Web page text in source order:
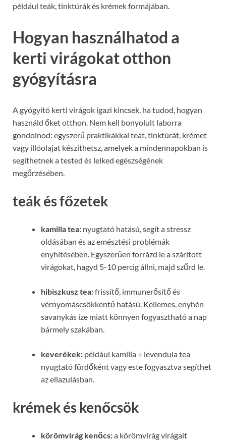
például teák, tinktúrák és krémek formájában.
Hogyan használhatod a
kerti virágokat otthon
gyógyításra
A gyógyító kerti virágok igazi kincsek, ha tudod, hogyan
használd őket otthon. Nem kell bonyolult laborra
gondolnod: egyszerű praktikákkal teát, tinktúrát, krémet
vagy illóolajat készíthetsz, amelyek a mindennapokban is
segíthetnek a tested és lelked egészségének
megőrzésében.
teák és főzetek
kamilla tea: nyugtató hatású, segít a stressz
oldásában és az emésztési problémák
enyhítésében. Egyszerűen forrázd le a szárított
virágokat, hagyd 5-10 percig állni, majd szűrd le.
hibiszkusz tea:frissítő, immunerősítő és
vérnyomáscsökkentő hatású. Kellemes, enyhén
savanykás íze miatt könnyen fogyasztható a nap
bármely szakában.
keverékek: például kamilla + levendula tea
nyugtató fürdőként vagy este fogyasztva segíthet
az ellazulásban.
krémek és kenőcsök
körömvirág kenőcs:a körömvirág virágait